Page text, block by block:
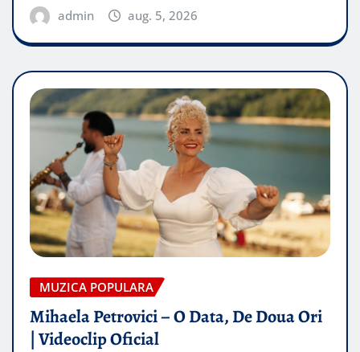
admin aug. 5, 2026
MUZICA POPULARA
Mihaela Petrovici – O Data, De Doua Ori
| Videoclip Oficial